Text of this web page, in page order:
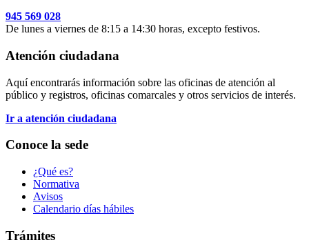
945 569 028
De lunes a viernes de 8:15 a 14:30 horas, excepto festivos.
Atención ciudadana
Aquí encontrarás información sobre las oficinas de atención al
público y registros, oficinas comarcales y otros servicios de interés.
Ir a atención ciudadana
Conoce la sede
¿Qué es?
Normativa
Avisos
Calendario días hábiles
Trámites